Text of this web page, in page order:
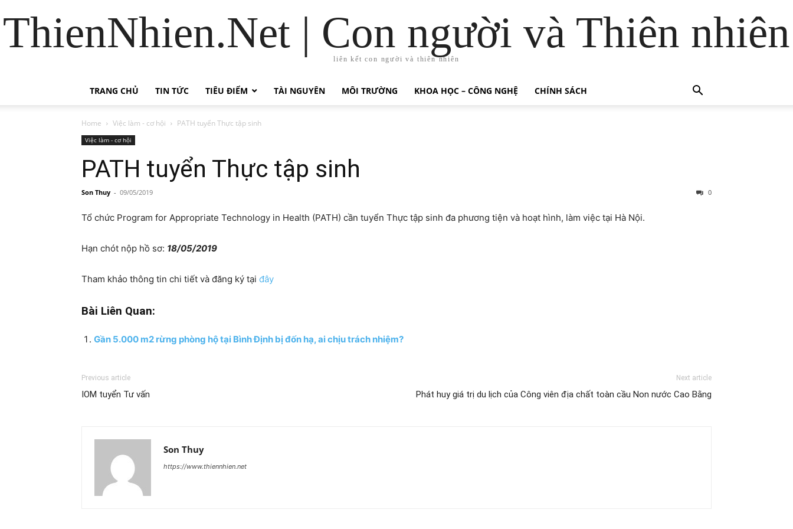
ThienNhien.Net | Con người và Thiên nhiên
liên kết con người và thiên nhiên
TRANG CHỦ TIN TỨC TIÊU ĐIỂM TÀI NGUYÊN MÔI TRƯỜNG KHOA HỌC – CÔNG NGHỆ CHÍNH SÁCH
Home Việc làm - cơ hội PATH tuyển Thực tập sinh
Việc làm - cơ hội
PATH tuyển Thực tập sinh
Son Thuy - 09/05/2019 0
Tổ chức Program for Appropriate Technology in Health (PATH) cần tuyển Thực tập sinh đa phương tiện và hoạt hình, làm việc tại Hà Nội.
Hạn chót nộp hồ sơ: 18/05/2019
Tham khảo thông tin chi tiết và đăng ký tại đây
Bài Liên Quan:
Gần 5.000 m2 rừng phòng hộ tại Bình Định bị đốn hạ, ai chịu trách nhiệm?
Previous article
IOM tuyển Tư vấn
Next article
Phát huy giá trị du lịch của Công viên địa chất toàn cầu Non nước Cao Bằng
Son Thuy
https://www.thiennhien.net